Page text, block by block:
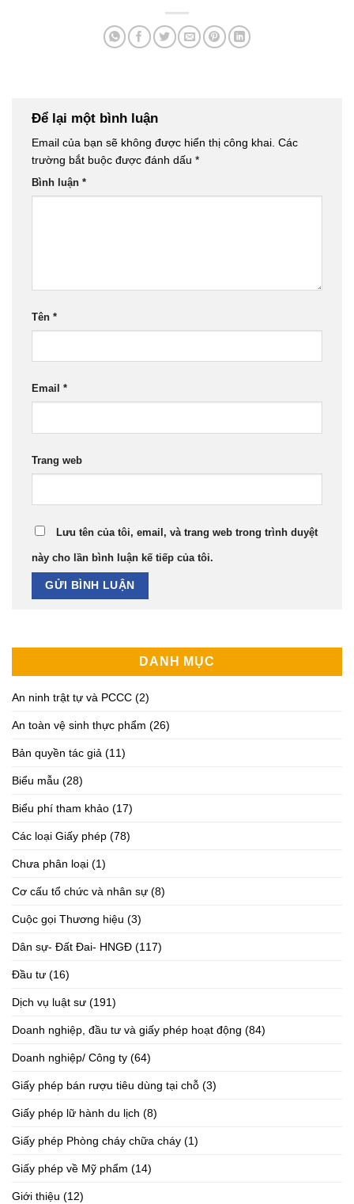
Để lại một bình luận
Email của bạn sẽ không được hiển thị công khai. Các
trường bắt buộc được đánh dấu *
Bình luận *
Tên *
Email *
Trang web
Lưu tên của tôi, email, và trang web trong trình duyệt
này cho lần bình luận kế tiếp của tôi.
DANH MỤC
An ninh trật tự và PCCC (2)
An toàn vệ sinh thực phẩm (26)
Bản quyền tác giả (11)
Biểu mẫu (28)
Biểu phí tham khảo (17)
Các loại Giấy phép (78)
Chưa phân loại (1)
Cơ cấu tổ chức và nhân sự (8)
Cuộc gọi Thương hiệu (3)
Dân sự- Đất Đai- HNGĐ (117)
Đầu tư (16)
Dịch vụ luật sư (191)
Doanh nghiệp, đầu tư và giấy phép hoạt động (84)
Doanh nghiệp/ Công ty (64)
Giấy phép bán rượu tiêu dùng tại chỗ (3)
Giấy phép lữ hành du lịch (8)
Giấy phép Phòng cháy chữa cháy (1)
Giấy phép về Mỹ phẩm (14)
Giới thiệu (12)